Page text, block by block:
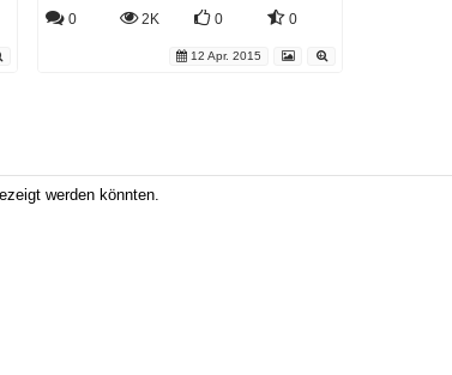
0 2K 0 0
12 Apr. 2015
werden könnten.